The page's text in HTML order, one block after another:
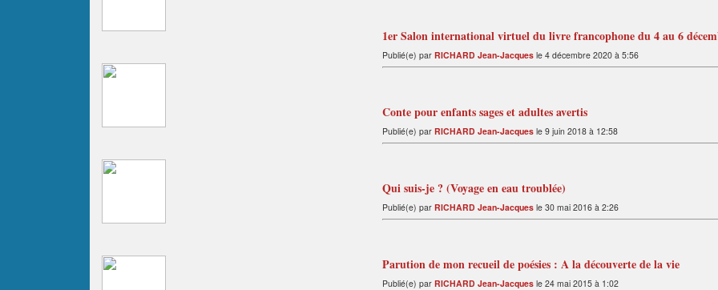
1er Salon international virtuel du livre francophone du 4 au 6
Publié(e) par RICHARD Jean-Jacques le 4 décembre 2020 à 5:56
Conte pour enfants sages et adultes avertis
Publié(e) par RICHARD Jean-Jacques le 9 juin 2018 à 12:58
Qui suis-je ? (Voyage en eau troublée)
Publié(e) par RICHARD Jean-Jacques le 30 mai 2016 à 2:26
Parution de mon recueil de poésies : A la découverte de la vie
Publié(e) par RICHARD Jean-Jacques le 24 mai 2015 à 1:02